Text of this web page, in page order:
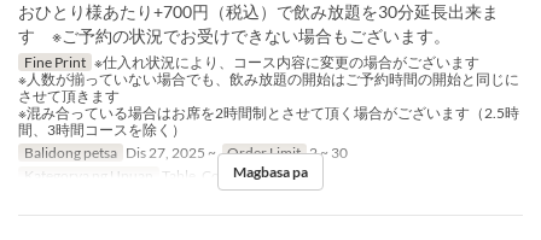
おひとり様あたり+700円（税込）で飲み放題を30分延長出来ま
す ※ご予約の状況でお受けできない場合もございます。
Fine Print ※仕入れ状況により、コース内容に変更の場合がございます
※人数が揃っていない場合でも、飲み放題の開始はご予約時間の開始と同じに
させて頂きます
※混み合っている場合はお席を2時間制とさせて頂く場合がございます（2.5時
間、3時間コースを除く）
Balidong petsa Dis 27, 2025 ~ Order Limit 2 ~ 30
Kategorya ng Upuan
Table, CounterMagbasa pa